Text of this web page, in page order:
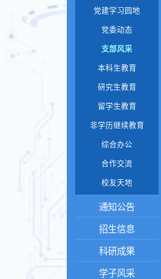
党建学习园地
党委动态
支部风采
本科生教育
研究生教育
留学生教育
非学历继续教育
综合办公
合作交流
校友天地
通知公告
招生信息
科研成果
学子风采